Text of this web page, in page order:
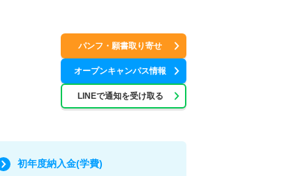
初年度納入金(学費)
パンフ・願書取り寄せ
オープンキャンパス情報
LINEで通知を受け取る